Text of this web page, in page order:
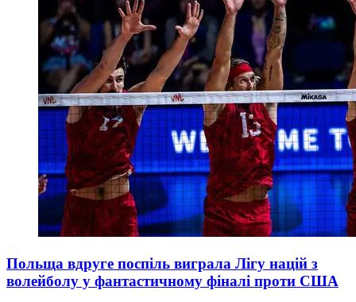
Польща вдруге поспіль виграла Лігу націй з
волейболу у фантастичному фіналі проти США